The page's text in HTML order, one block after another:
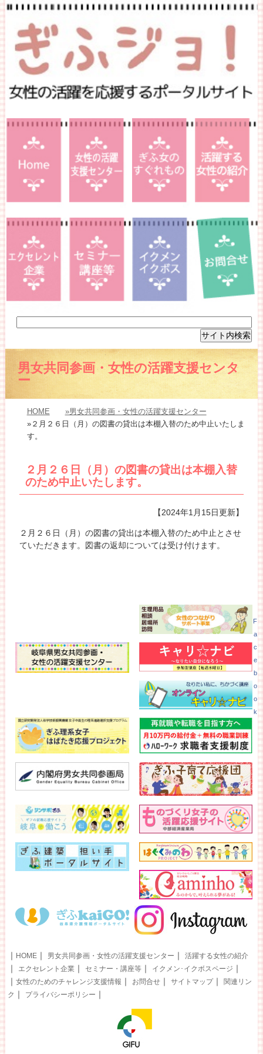
男女共同参画・女性の活躍支援センタ
ー
HOME
»男女共同参画・女性の活躍支援センター
»２月２６日（月）の図書の貸出は本棚入替のため中止いたしま
す。
２月２６日（月）の図書の貸出は本棚入替
のため中止いたします。
【2024年1月15日更新】
２月２６日（月）の図書の貸出は本棚入替のため中止とさせ
ていただきます。図書の返却については受け付けます。
F
a
c
e
b
o
o
k
｜ HOME ｜ 男女共同参画・女性の活躍支援センター ｜ 活躍する女性の紹介
｜ エクセレント企業 ｜ セミナー・講座等 ｜ イクメン･イクボスページ ｜
｜女性のためのチャレンジ支援情報 ｜ お問合せ ｜ サイトマップ｜
関連リン
ク ｜ プライバシーポリシー ｜